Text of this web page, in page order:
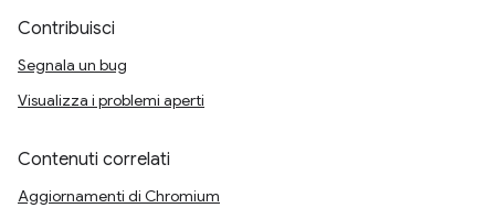
Contribuisci
Segnala un bug
Visualizza i problemi aperti
Contenuti correlati
Aggiornamenti di Chromium